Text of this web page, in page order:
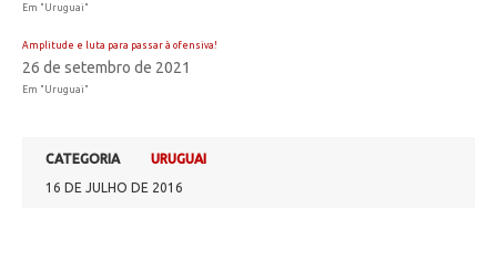
Em "Uruguai"
Amplitude e luta para passar à ofensiva!
26 de setembro de 2021
Em "Uruguai"
CATEGORIA
URUGUAI
16 DE JULHO DE 2016